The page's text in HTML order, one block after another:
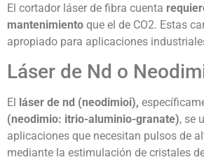
El cortador láser de fibra cuenta
mantenimiento que el de CO2. Estas
apropiado para aplicaciones
Láser de Nd o
El láser de nd (neodimioi),
(neodimio: itrio-aluminio-granate), se
aplicaciones que necesitan pulsos de
mediante la estimulación de cristales